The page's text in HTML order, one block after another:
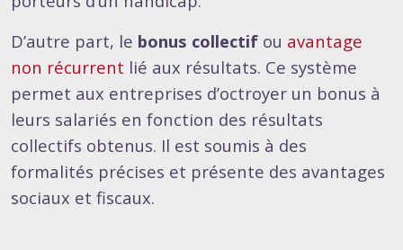
D’autre part, le bonus collectif ou avantage
non récurrent lié aux résultats. Ce système
permet aux entreprises d’octroyer un bonus à
leurs salariés en fonction des résultats
collectifs obtenus. Il est soumis à des
formalités précises et présente des avantages
sociaux et fiscaux.